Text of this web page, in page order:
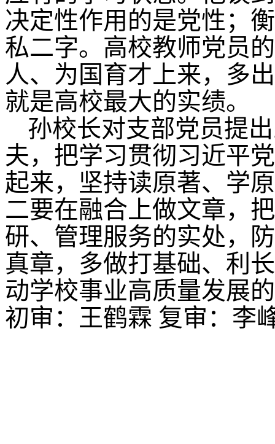
决定性作用的是党性；
私二字。高校教师党员
人、为国育才上来，多
就是高校最大的实绩。
孙校长对支部党员提
夫，把学习贯彻习近平
起来，坚持读原著、学
二要在融合上做文章，
研、管理服务的实处，
真章，多做打基础、利
动学校事业高质量发展
初审：王鹤霖 复审：李